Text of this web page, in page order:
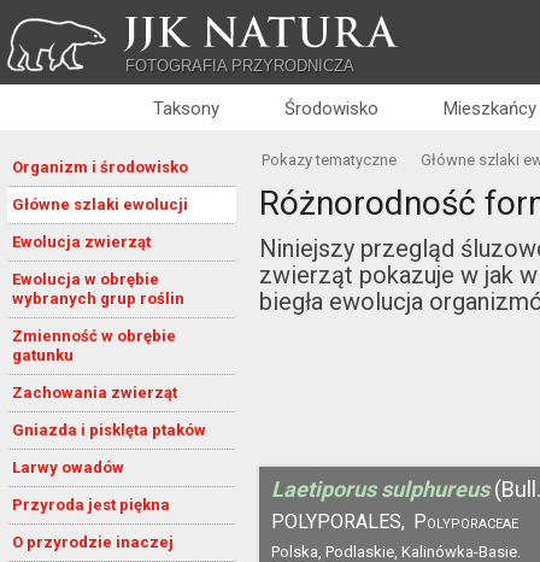
JJK NATURA
FOTOGRAFIA PRZYRODNICZA
Taksony Środowisko
Organizm i środowisko
Główne szlaki ewolucji
Ewolucja zwierząt
Ewolucja w obrębie
wybranych grup roślin
Zmienność w obrębie
gatunku
Zachowania zwierząt
Gniazda i pisklęta ptaków
Larwy owadów
Przyroda jest piękna
O przyrodzie inaczej
Pokazy tematyczne Główne szlaki
Różnorodność
Niniejszy przegląd
zwierząt pokazuje w jak
biegła ewolucja
Laetiporus sulphureus
POLYPORALES, Polyporaceae
Polska, Podlaskie, Kalinówka-Basie.